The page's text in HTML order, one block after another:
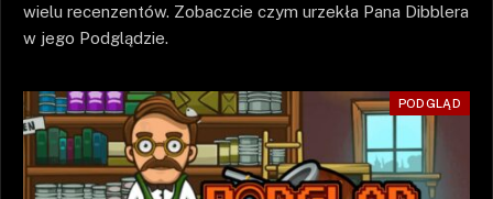
wielu recenzentów. Zobaczcie czym urzekła Pana Dibblera
w jego Podglądzie.
PODGLĄD